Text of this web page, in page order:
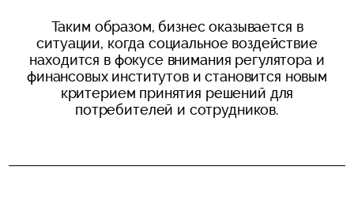
Таким образом, бизнес оказывается в
ситуации, когда социальное воздействие
находится в фокусе внимания регулятора и
финансовых институтов и становится новым
критерием принятия решений для
потребителей и сотрудников.